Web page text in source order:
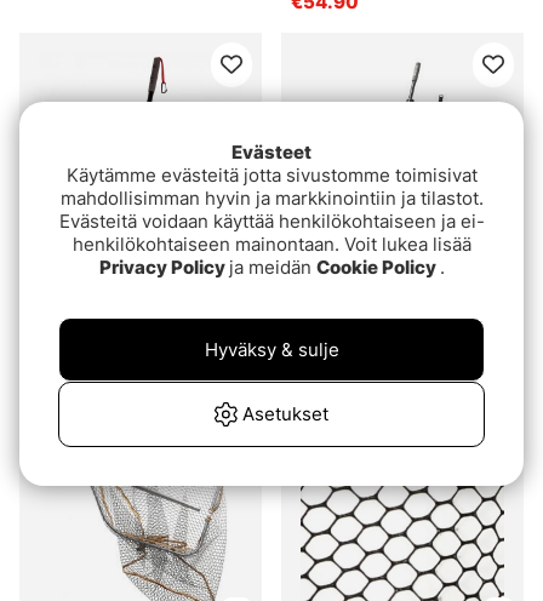
Landing Net S
alk.€74.90
Evästeet
Käytämme evästeitä jotta sivustomme toimisivat
mahdollisimman hyvin ja markkinointiin ja tilastot.
Evästeitä voidaan käyttää henkilökohtaiseen ja ei-
henkilökohtaiseen mainontaan. Voit lukea lisää
Privacy Policy ja meidän Cookie Policy .
Asetukset
Hyväksy & sulje